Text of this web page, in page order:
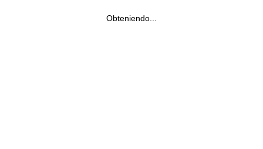
Obteniendo...